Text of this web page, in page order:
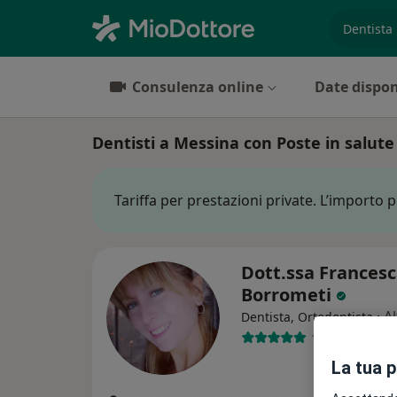
Consulenza online Date
Dentisti a Messina con Poste in salute
Tariffa per prestazioni private. L’importo
Dott.ssa
Borrometi
Dentista, Ortodontista·
159 recensioni
La tua